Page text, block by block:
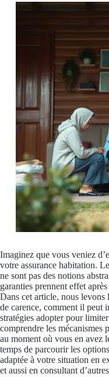
Imaginez que vous veniez
votre assurance habitation.
ne sont pas des notions
garanties prennent effet
Dans cet article, nous levons
de carence, comment il peut
stratégies adopter pour
comprendre les mécanismes
au moment où vous en avez
temps de parcourir les
adaptée à votre situation en
et aussi en consultant